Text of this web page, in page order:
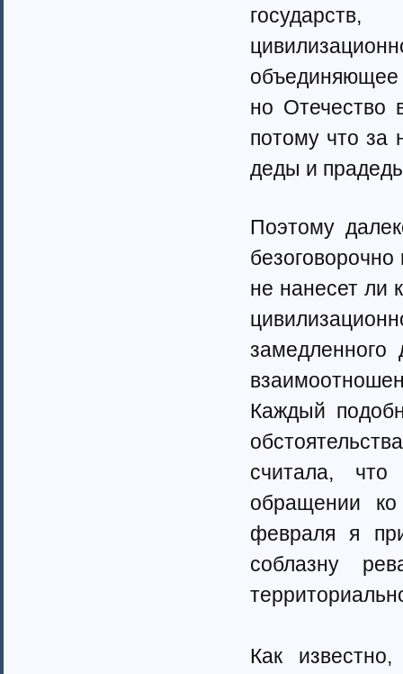
объединяющее
но Отечество
потому что за
деды и
Поэтому
не нанесет ли
Каждый
считала,
обращении
февраля я
соблазну
Как